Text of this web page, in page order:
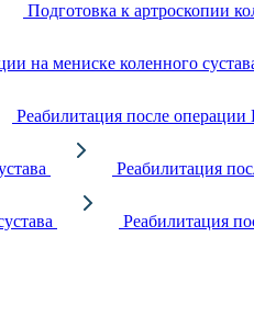
Подготовка к артроскопии
на мениске коленного
Реабилитация после
Реабилитация
Реабилитация